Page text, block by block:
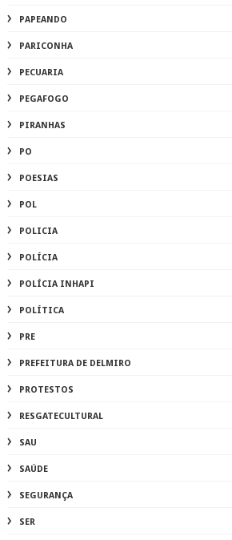
PAPEANDO
PARICONHA
PECUARIA
PEGAFOGO
PIRANHAS
PO
POESIAS
POL
POLICIA
POLÍCIA
POLÍCIA INHAPI
POLÍTICA
PRE
PREFEITURA DE DELMIRO
PROTESTOS
RESGATECULTURAL
SAU
SAÚDE
SEGURANÇA
SER